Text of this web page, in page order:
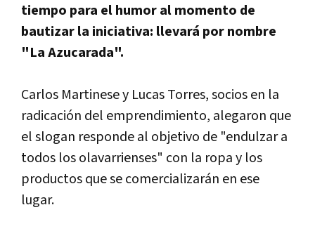
tiempo para el humor al momento de
bautizar la iniciativa: llevará por nombre
"La Azucarada".
Carlos Martinese y Lucas Torres, socios en la
radicación del emprendimiento, alegaron que
el slogan responde al objetivo de "endulzar a
todos los olavarrienses" con la ropa y los
productos que se comercializarán en ese
lugar.